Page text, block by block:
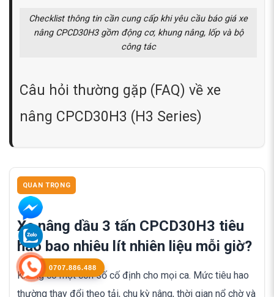
Checklist thông tin cần cung cấp khi yêu cầu báo giá xe
nâng CPCD30H3 gồm động cơ, khung nâng, lốp và bộ
công tác
Câu hỏi thường gặp (FAQ) về xe
nâng CPCD30H3 (H3 Series)
QUAN TRỌNG
Xe nâng dầu 3 tấn CPCD30H3 tiêu
hao bao nhiêu lít nhiên liệu mỗi giờ?
Không có một con số cố định cho mọi ca. Mức tiêu hao
thường thay đổi theo tải, chu kỳ nâng, thời gian nổ chờ và
0707.886.488